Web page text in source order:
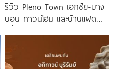
รีวิว Pleno Town เอกชัย-บาง
บอน ทาวน์โฮม และบ้านแฝด